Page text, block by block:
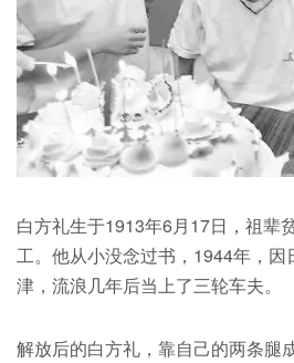
白方礼生于1913年6月17日，祖辈
工。他从小没念过书，1944年，因
津，流浪几年后当上了三轮车夫。
解放后的白方礼，靠自己的两条腿